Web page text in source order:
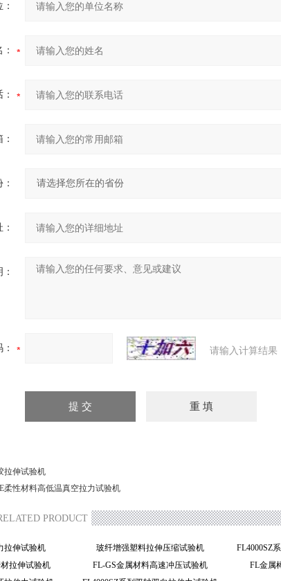
请输入计算结果
拉伸试验机
柔性材料高低温真空拉力试验机
PRODUCT
拉伸试验机 玻纤增强塑料拉伸压缩试验机 FL4000SZ
拉伸试验机
FL-GS金属材料高速冲压试验机 FL金属